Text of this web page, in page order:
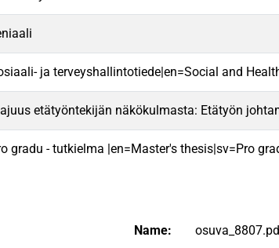
ja terveyshallintotiede|en=Social and
etätyöntekijän näkökulmasta: Etätyön
gradu - tutkielma |en=Master's thesis|sv=Pro
Name: